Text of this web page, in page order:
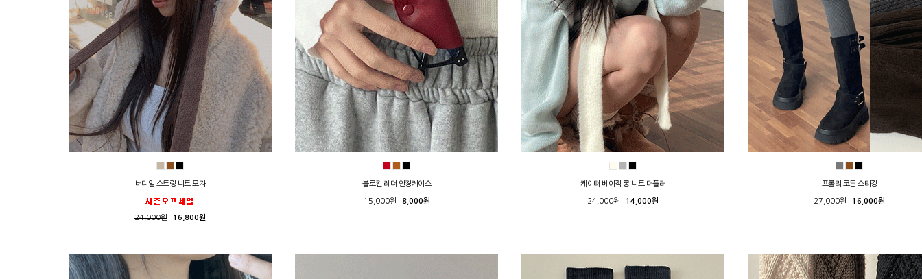
버디얼 스트링 니트 모자
24,000원 16,800원
블로킨 레더 안경케이스
15,000원 8,000원
케이터 베이직 롱 니트 머플러
24,000원 14,000원
프롤리 코튼 스타킹
27,000원 16,000원